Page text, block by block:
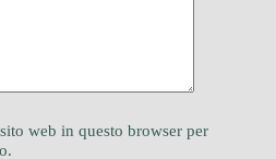
web in questo browser per